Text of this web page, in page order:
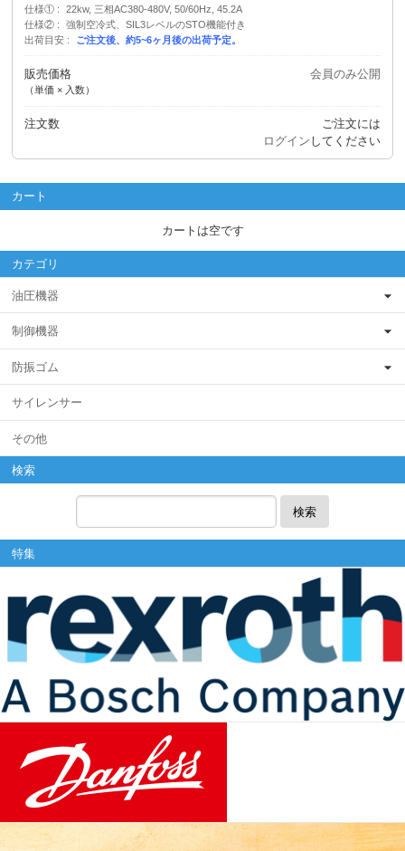
仕様①
22kw, 三相AC380-480V, 50/60Hz, 45.2A
仕様②
強制空冷式、SIL3レベルのSTO機能付き
出荷目安
ご注文後、約5~6ヶ月後の出荷予定。
販売価格
（単価 × 入数）
会員のみ公開
注文数
ご注文には
ログイン してください
カート
カートは空です
カテゴリ
油圧機器
制御機器
防振ゴム
サイレンサー
その他
検索
検索
特集